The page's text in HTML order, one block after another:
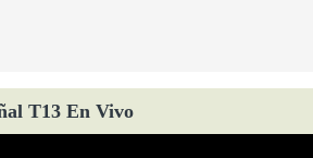
T13 En Vivo